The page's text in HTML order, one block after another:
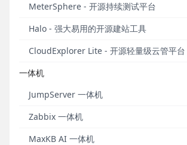
MeterSphere - 开源持续测试平台
Halo - 强大易用的开源建站工具
CloudExplorer Lite - 开源轻量级云管平台
一体机
JumpServer 一体机
Zabbix 一体机
MaxKB AI 一体机
音乐娱乐服务的开拓者，主要提供在线
为核心的社交娱乐两大服务。TME在中
科技创造音乐无限可能，让更多的用户
乐的创作、欣赏、分享和互动中。